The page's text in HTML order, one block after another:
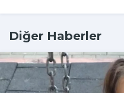
Diğer Haberler